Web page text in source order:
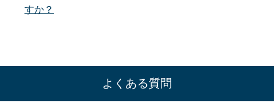
すか？
よくある質問